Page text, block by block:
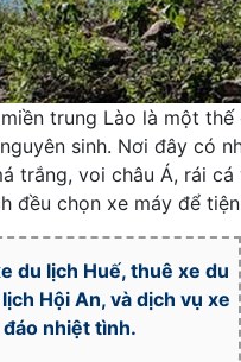
trung Lào là một
sinh. Nơi đây có
trắng, voi châu Á, rái
đều chọn xe máy để
du lịch Huế, thuê xe du
Hội An, và dịch vụ xe
đáo nhiệt tình.